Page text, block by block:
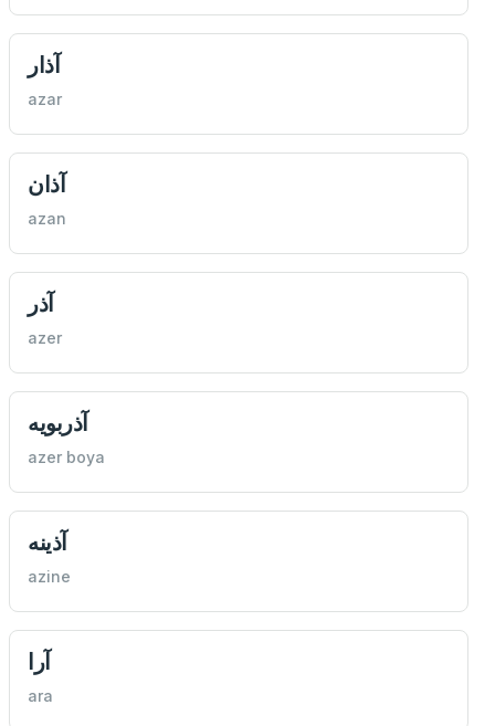
آذار
azar
‌آذان
azan
آذر
azer
آذربويه
azer boya
آذينه
azine
آرا
ara